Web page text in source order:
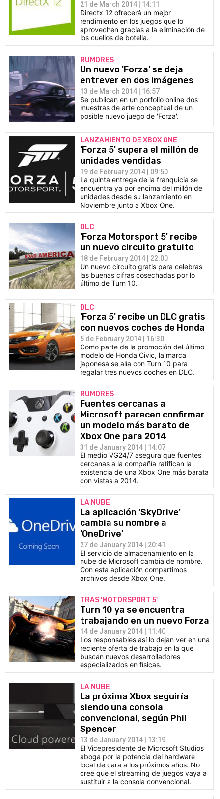
21 de March 2014 | 14:11
Directx 12 ofrecerá un mejor
rendimiento en los juegos que lo
aprovechen gracias a la eliminación de
los cuellos de botella.
RUMORES
Un nuevo 'Forza' se deja
entrever en dos imágenes
13 de March 2014 | 16:57
Se publican en un porfolio online dos
muestras de arte conceptual de un
posible nuevo juego de 'Forza'.
LANZAMIENTO DE XBOX ONE
'Forza 5' supera el millón de
unidades vendidas
19 de February 2014 | 09:50
La quinta entrega de la franquicia se
encuentra ya por encima del millón de
unidades desde su lanzamiento en
Noviembre junto a Xbox One.
DLC
'Forza Motorsport 5' recibe
un nuevo circuito gratuito
18 de February 2014 | 22:00
Un nuevo circuito gratis para celebras
las buenas cifras cosechadas por lo
último de Turn 10.
DLC
'Forza 5' recibe un DLC gratis
con nuevos coches de Honda
5 de February 2014 | 16:30
Como parte de la promoción del último
modelo de Honda Civic, la marca
japonesa se alía con Turn 10 para
regalar tres nuevos coches en DLC.
RUMORES
Fuentes cercanas a
Microsoft parecen confirmar
un modelo más barato de
Xbox One para 2014
31 de January 2014 | 14:07
El medio VG24/7 asegura que fuentes
cercanas a la compañía ratifican la
existencia de una Xbox One más barata
con vistas a 2014.
LA NUBE
La aplicación 'SkyDrive'
cambia su nombre a
'OneDrive'
27 de January 2014 | 20:41
El servicio de almacenamiento en la
nube de Microsoft cambia de nombre.
Con esta aplicación compartimos
archivos desde Xbox One.
TRAS 'MOTORSPORT 5'
Turn 10 ya se encuentra
trabajando en un nuevo Forza
14 de January 2014 | 11:40
Los responsables así lo dejan ver en una
reciente oferta de trabajo en la que
buscan nuevos desarrolladores
especializados en físicas.
LA NUBE
La próxima Xbox seguiría
siendo una consola
convencional, según Phil
Spencer
13 de January 2014 | 13:19
El Vicepresidente de Microsoft Studios
aboga por la potencia del hardware
local de cara a los próximos años. No
cree que el streaming de juegos vaya a
sustituir a la consola convencional.